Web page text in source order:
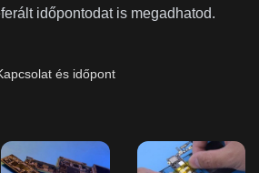
időpontodat is megadhatod.
és időpont